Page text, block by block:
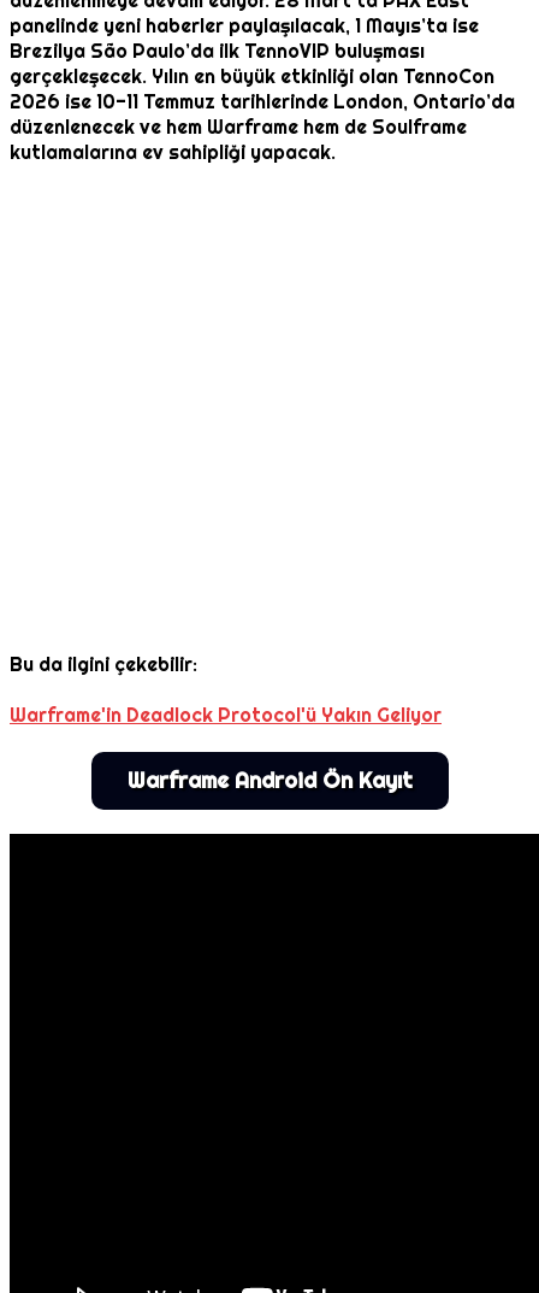
panelinde yeni haberler paylaşılacak, 1 Mayıs’ta ise
Brezilya São Paulo’da ilk TennoVIP buluşması
gerçekleşecek. Yılın en büyük etkinliği olan TennoCon
2026 ise 10-11 Temmuz tarihlerinde London, Ontario’da
düzenlenecek ve hem Warframe hem de Soulframe
kutlamalarına ev sahipliği yapacak.
Bu da ilgini çekebilir:
Warframe'in Deadlock Protocol'ü Yakın Geliyor
Warframe Android Ön Kayıt